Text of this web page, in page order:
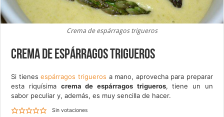
Crema de espárragos trigueros
Crema de espárragos trigueros
Si tienesespárragos trigueros a mano, aprovecha para preparar
esta riquísima crema de espárragos trigueros, tiene un un
sabor peculiar y, además, es muy sencilla de hacer.
Sin votaciones